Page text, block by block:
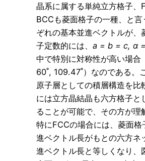
晶系に属する単純立方格子、
BCCも菱面格子の一種、と言
ぞれの基本並進ベクトルが、
子定数的には、 a = b = c, α =
中で特別に対称性が高い場合
60˚, 109.47˚）なのである。
原子層としての積層構造を比
には立方晶結晶も六方格子と
ることが可能で、その方が理
特にFCCの場合には、菱面格
進ベクトル長がもとの六方ネ
進ベクトル長と等しくなり